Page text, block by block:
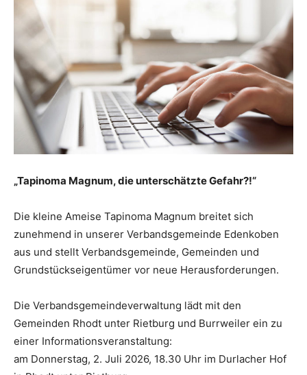
„Tapinoma Magnum, die unterschätzte Gefahr?!“
Die kleine Ameise Tapinoma Magnum breitet sich
zunehmend in unserer Verbandsgemeinde Edenkoben
aus und stellt Verbandsgemeinde, Gemeinden und
Grundstückseigentümer vor neue Herausforderungen.
Die Verbandsgemeindeverwaltung lädt mit den
Gemeinden Rhodt unter Rietburg und Burrweiler ein zu
einer Informationsveranstaltung:
am Donnerstag, 2. Juli 2026, 18.30 Uhr im Durlacher Hof